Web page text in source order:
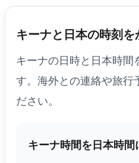
キーナと日本の時刻
キーナの日時と日本時間
す。海外との連絡や旅行
ださい。
キーナ時間を日本時間